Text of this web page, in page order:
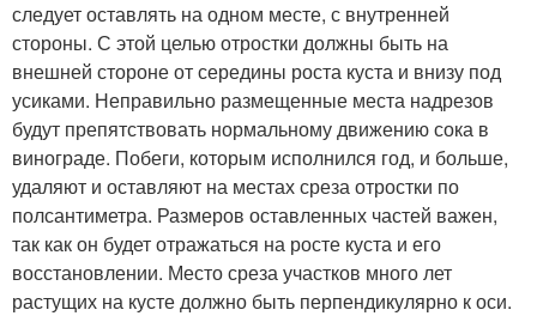
следует оставлять на одном месте, с внутренней
стороны. С этой целью отростки должны быть на
внешней стороне от середины роста куста и внизу под
усиками. Неправильно размещенные места надрезов
будут препятствовать нормальному движению сока в
винограде. Побеги, которым исполнился год, и больше,
удаляют и оставляют на местах среза отростки по
полсантиметра. Размеров оставленных частей важен,
так как он будет отражаться на росте куста и его
восстановлении. Место среза участков много лет
растущих на кусте должно быть перпендикулярно к оси.